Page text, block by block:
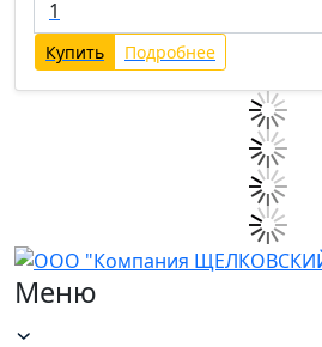
Купить Подробнее
Меню